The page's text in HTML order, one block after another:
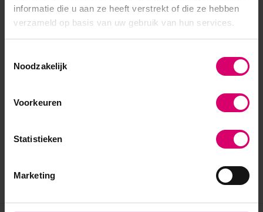
informatie die u aan ze heeft verstrekt of die ze hebben
verzameld op basis van uw gebruik van hun services.
Noodzakelijk
Voorkeuren
Statistieken
Marketing